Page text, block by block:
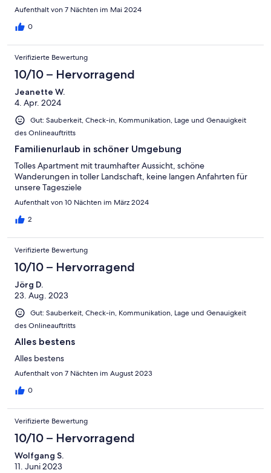
Aufenthalt von 7 Nächten im Mai 2024
0
Verifizierte Bewertung
10/10 – Hervorragend
Jeanette W.
4. Apr. 2024
Gut: Sauberkeit, Check-in, Kommunikation, Lage und Genauigkeit
des Onlineauftritts
Familienurlaub in schöner Umgebung
Tolles Apartment mit traumhafter Aussicht, schöne
Wanderungen in toller Landschaft, keine langen Anfahrten für
unsere Tagesziele
Aufenthalt von 10 Nächten im März 2024
2
Verifizierte Bewertung
10/10 – Hervorragend
Jörg D.
23. Aug. 2023
Gut: Sauberkeit, Check-in, Kommunikation, Lage und Genauigkeit
des Onlineauftritts
Alles bestens
Alles bestens
Aufenthalt von 7 Nächten im August 2023
0
Verifizierte Bewertung
10/10 – Hervorragend
Wolfgang S.
11. Juni 2023